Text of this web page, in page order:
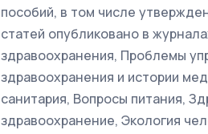
пособий, в том числе
статей опубликовано в
здравоохранения, Проблемы
здравоохранения и истории
санитария, Вопросы питания,
здравоохранение, Экология